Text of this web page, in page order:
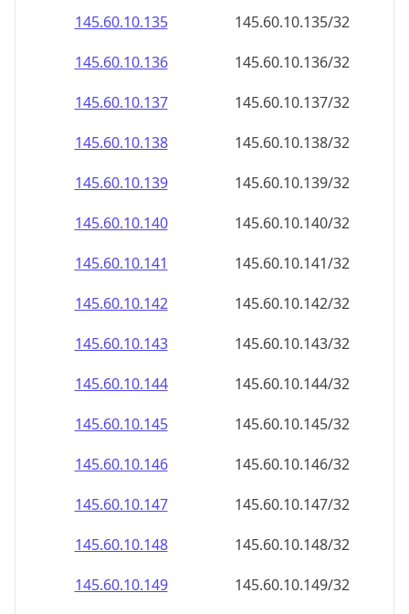
145.60.10.135
145.60.10.135/32
145.60.10.136
145.60.10.136/32
145.60.10.137
145.60.10.137/32
145.60.10.138
145.60.10.138/32
145.60.10.139
145.60.10.139/32
145.60.10.140
145.60.10.140/32
145.60.10.141
145.60.10.141/32
145.60.10.142
145.60.10.142/32
145.60.10.143
145.60.10.143/32
145.60.10.144
145.60.10.144/32
145.60.10.145
145.60.10.145/32
145.60.10.146
145.60.10.146/32
145.60.10.147
145.60.10.147/32
145.60.10.148
145.60.10.148/32
145.60.10.149
145.60.10.149/32